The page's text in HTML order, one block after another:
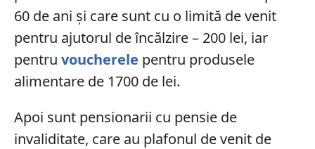
60 de ani și care sunt cu o limită de venit
pentru ajutorul de încălzire – 200 lei, iar
pentru voucherele pentru produsele
alimentare de 1700 de lei.
Apoi sunt pensionarii cu pensie de
invaliditate, care au plafonul de venit de